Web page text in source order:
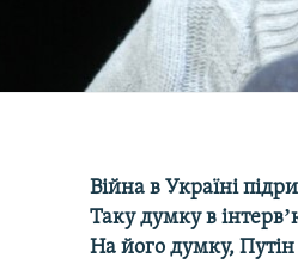
Війна в Україні
Таку думку в
На його думку,